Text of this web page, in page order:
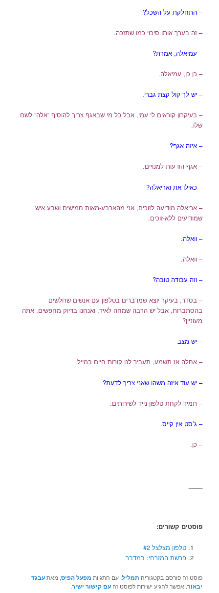
– התחלקת על השכל?
– זה בערך אותו סיכוי כמו שתזכה.
– עמיאלה, אמרת?
– כן כן, עמיאלה.
– יש לך קול קצת גברי.
– בעיקרון קוראים לי עמי, אבל כל מי שבאגף צריך להוסיף “אלה” לשם
שלו.
– איזה אגף?
– אגף הודעות למנויים.
– כאילו את ואריאלה?
– אריאלה מודיעה לזוכים, אני מהארבע-מאות חמישים ושבע איש
שמודיעים ללא-זוכים.
– וואלה.
– וואלה.
– וזה עבודה טובה?
– בסדר, בעיקר יוצא שמדברים בטלפון עם אנשים שחלשים
בהסתברות, אבל יש הרבה שמחה לאיד, ואנחנו בדיוק מחפשים, אתה
מעוניין?
– יש מצב
– אחלה אז תשמע, תעביר לנו קורות חיים במייל.
– יש עוד איזה משהו שאני צריך לדעת?
– תמיד לקחת טלפון נייד לשירותים.
– ג’סט אין קייס.
– כן.
פוסטים קשורים:
טלפון מצלצל #2
פרשת המזרחי: במדבר
פוסט זה פורסם בקטגוריה תמליל, עם התגיות מפעל הפיס, מאתעבגד
יבאור. אפשר להגיע ישירות לפוסט זהעם קישור ישיר.